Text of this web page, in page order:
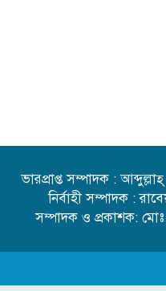
ভারপ্রাপ্ত সম্পাদক :
নির্বাহী সম্পাদক :
সম্পাদক ও প্রকাশক: